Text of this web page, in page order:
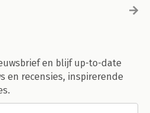
en blijf up-to-date
en recensies, inspirerende